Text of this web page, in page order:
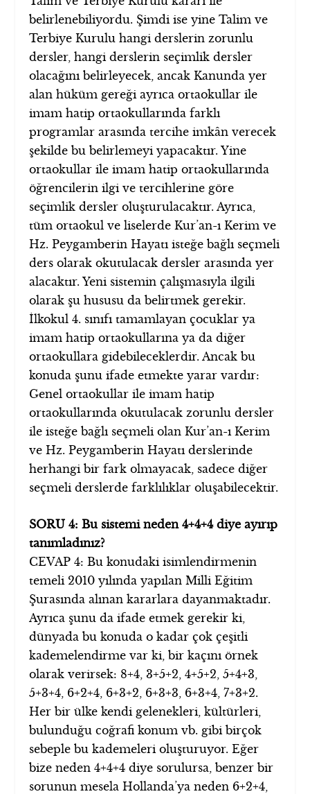
belirlenebiliyordu. Şimdi ise yine Talim ve
Terbiye Kurulu hangi derslerin zorunlu
dersler, hangi derslerin seçimlik dersler
olacağını belirleyecek, ancak Kanunda yer
alan hüküm gereği ayrıca ortaokullar ile
imam hatip ortaokullarında farklı
programlar arasında tercihe imkân verecek
şekilde bu belirlemeyi yapacaktır. Yine
ortaokullar ile imam hatip ortaokullarında
öğrencilerin ilgi ve tercihlerine göre
seçimlik dersler oluşturulacaktır. Ayrıca,
tüm ortaokul ve liselerde Kur’an-ı Kerim ve
Hz. Peygamberin Hayatı isteğe bağlı seçmeli
ders olarak okutulacak dersler arasında yer
alacaktır. Yeni sistemin çalışmasıyla ilgili
olarak şu hususu da belirtmek gerekir.
İlkokul 4. sınıfı tamamlayan çocuklar ya
imam hatip ortaokullarına ya da diğer
ortaokullara gidebileceklerdir. Ancak bu
konuda şunu ifade etmekte yarar vardır:
Genel ortaokullar ile imam hatip
ortaokullarında okutulacak zorunlu dersler
ile isteğe bağlı seçmeli olan Kur’an-ı Kerim
ve Hz. Peygamberin Hayatı derslerinde
herhangi bir fark olmayacak, sadece diğer
seçmeli derslerde farklılıklar oluşabilecektir.
SORU 4: Bu sistemi neden 4+4+4 diye ayırıp
tanımladınız?
CEVAP 4: Bu konudaki isimlendirmenin
temeli 2010 yılında yapılan Milli Eğitim
Şurasında alınan kararlara dayanmaktadır.
Ayrıca şunu da ifade etmek gerekir ki,
dünyada bu konuda o kadar çok çeşitli
kademelendirme var ki, bir kaçını örnek
olarak verirsek: 8+4, 3+5+2, 4+5+2, 5+4+3,
5+3+4, 6+2+4, 6+3+2, 6+3+3, 6+3+4, 7+3+2.
Her bir ülke kendi gelenekleri, kültürleri,
bulunduğu coğrafi konum vb. gibi birçok
sebeple bu kademeleri oluşturuyor. Eğer
bize neden 4+4+4 diye sorulursa, benzer bir
sorunun mesela Hollanda’ya neden 6+2+4,